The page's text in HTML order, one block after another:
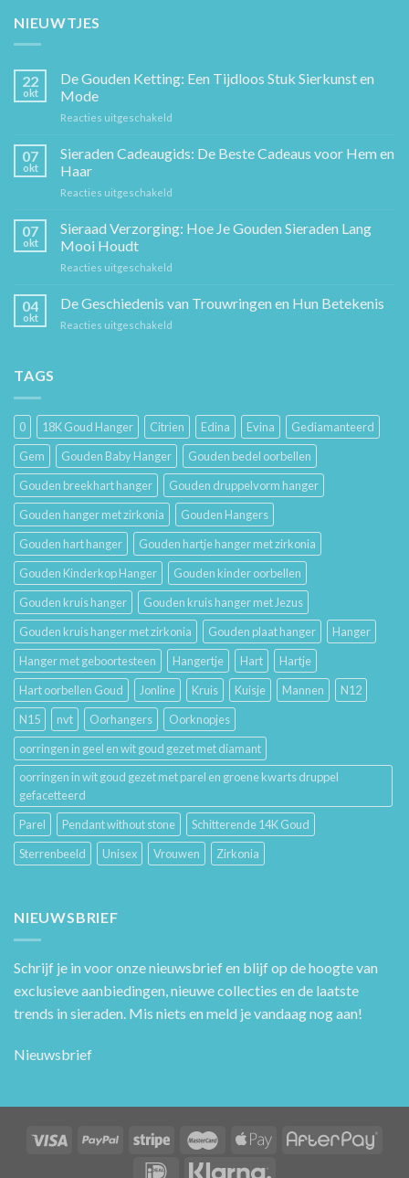
NIEUWTJES
22
okt
De Gouden Ketting: Een Tijdloos Stuk Sierkunst en
Mode
Reacties uitgeschakeld
Gouden
Sierkunst
07
okt
Sieraden Cadeaugids: De Beste Cadeaus voor Hem en
Haar
Reacties uitgeschakeld
Cadeaugids:
De
Hem
07
okt
Sieraad Verzorging: Hoe Je Gouden Sieraden Lang
Mooi Houdt
Reacties uitgeschakeld
Verzorging:
04
okt
De Geschiedenis van Trouwringen en Hun Betekenis
Reacties uitgeschakeld
Hun
Betekenis
TAGS
0 18K Goud Hanger Citrien Edina Evina
Gediamanteerd
Gem
Gouden Baby Hanger
Gouden bedel oorbellen
Gouden breekhart hanger
Gouden druppelvorm hanger
Gouden hanger met zirkonia
Gouden Hangers
Gouden hart hanger
Gouden hartje hanger met zirkonia
Gouden Kinderkop Hanger
Gouden kinder oorbellen
Gouden kruis hanger
Gouden kruis hanger met Jezus
Gouden kruis hanger met zirkonia
Gouden plaat hanger
Hanger
Hanger met geboortesteen
Hangertje Hart
Hartje
Hart oorbellen Goud
Jonline Kruis Kuisje Mannen
N12
N15
nvt Oorhangers
Oorknopjes
oorringen in geel en wit goud gezet met diamant
oorringen in wit goud gezet met parel en groene kwarts druppel
gefacetteerd
Parel
Pendant without stone
Schitterende 14K Goud
Sterrenbeeld
Unisex Vrouwen Zirkonia
NIEUWSBRIEF
Schrijf je in voor onze nieuwsbrief en blijf op de hoogte van
exclusieve aanbiedingen, nieuwe collecties en de laatste
trends in sieraden. Mis niets en meld je vandaag nog aan!
Nieuwsbrief